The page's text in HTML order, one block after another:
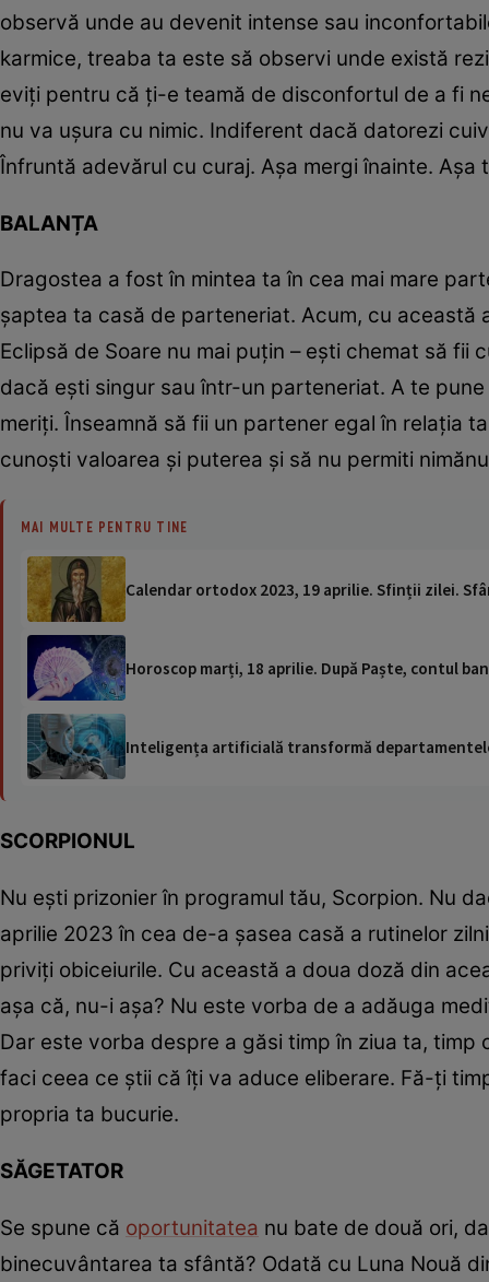
observă unde au devenit intense sau
karmice, treaba ta este să observi unde există
eviți pentru că ți-e teamă de disconfortul de a fi
nu va ușura cu nimic. Indiferent dacă datorezi
Înfruntă adevărul cu curaj. Așa mergi înainte.
BALANȚA
Dragostea a fost în mintea ta în cea mai mare
șaptea ta casă de parteneriat. Acum, cu această
Eclipsă de Soare nu mai puțin – ești chemat să
dacă ești singur sau într-un parteneriat. A te
meriți. Înseamnă să fii un partener egal în relația
cunoști valoarea și puterea și să nu permiti
MAI MULTE PENTRU TINE
Calendar ortodox 2023, 19 aprilie. Sfinții zilei.
Horoscop marți, 18 aprilie. După Paște, contul
Inteligența artificială transformă
SCORPIONUL
Nu ești prizonier în programul tău, Scorpion. Nu
aprilie 2023 în cea de-a șasea casă a rutinelor
priviți obiceiurile. Cu această a doua doză din
așa că, nu-i așa? Nu este vorba de a adăuga
Dar este vorba despre a găsi timp în ziua ta,
faci ceea ce știi că îți va aduce eliberare. Fă-ți
propria ta bucurie.
SĂGETATOR
Se spune că oportunitatea nu bate de două ori,
binecuvântarea ta sfântă? Odată cu Luna Nouă